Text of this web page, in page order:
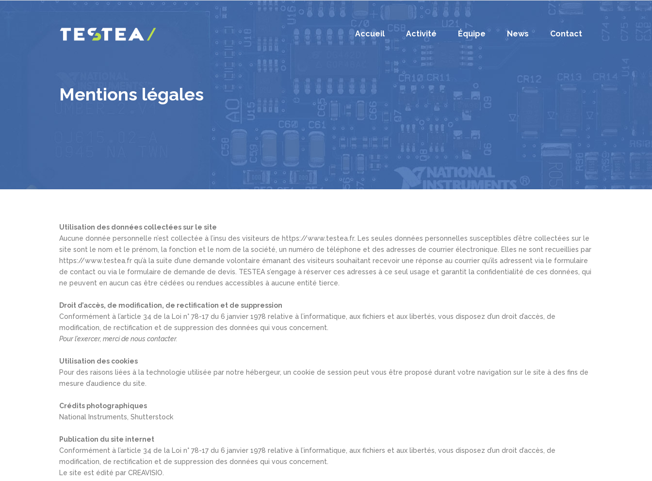
Accueil Activité Équipe News Contact
Mentions légales
Utilisation des données collectées sur le site
Aucune donnée personnelle n’est collectée à l’insu des visiteurs de https://www.testea.fr. Les seules données personnelles susceptibles d’être collectées sur le
site sont le nom et le prénom, la fonction et le nom de la société, un numéro de téléphone et des adresses de courrier électronique. Elles ne sont recueillies par
https://www.testea.fr qu’à la suite d’une demande volontaire émanant des visiteurs souhaitant recevoir une réponse au courrier qu’ils adressent via le formulaire
de contact ou via le formulaire de demande de devis. TESTEA s’engage à réserver ces adresses à ce seul usage et garantit la confidentialité de ces données, qui
ne peuvent en aucun cas être cédées ou rendues accessibles à aucune entité tierce.
Droit d’accès, de modification, de rectification et de suppression
Conformément à l’article 34 de la Loi n° 78-17 du 6 janvier 1978 relative à l’informatique, aux fichiers et aux libertés, vous disposez d’un droit d’accès, de
modification, de rectification et de suppression des données qui vous concernent.
Pour l’exercer, merci de nous contacter.
Utilisation des cookies
Pour des raisons liées à la technologie utilisée par notre hébergeur, un cookie de session peut vous être proposé durant votre navigation sur le site à des fins de
mesure d’audience du site.
Crédits photographiques
National Instruments, Shutterstock
Publication du site internet
Conformément à l’article 34 de la Loi n° 78-17 du 6 janvier 1978 relative à l’informatique, aux fichiers et aux libertés, vous disposez d’un droit d’accès, de
modification, de rectification et de suppression des données qui vous concernent.
Le site est édité par CREAVISIO.